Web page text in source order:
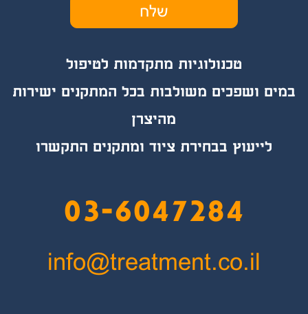
טכנולוגיות מתקדמות לטיפול
במים ושפכים משולבות בכל המתקנים ישירות
מהיצרן
לייעוץ בבחירת ציוד ומתקנים התקשרו
03-6047284
info@treatment.co.il